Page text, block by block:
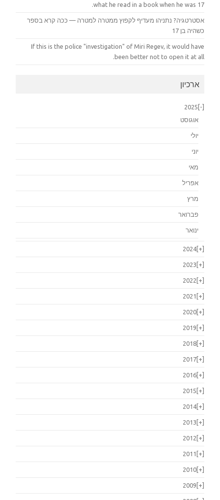
what he read in a book when he was 17.
אסטרטגיה? נתניהו מעדיף לקפוץ ממטרה למטרה — ככה קרא בספר
כשהיה בן 17
If this is the police "investigation" of Miri Regev, it would have
been better not to open it at all.
ארכיון
[-]
2025
אוגוסט
יולי
יוני
מאי
אפריל
מרץ
פברואר
ינואר
[+]
2024
[+]
2023
[+]
2022
[+]
2021
[+]
2020
[+]
2019
[+]
2018
[+]
2017
[+]
2016
[+]
2015
[+]
2014
[+]
2013
[+]
2012
[+]
2011
[+]
2010
[+]
2009